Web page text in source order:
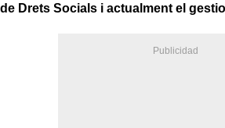
de Drets Socials i actualment el